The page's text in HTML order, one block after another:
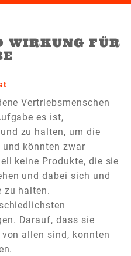
WIRKUNG FÜR
Vertriebsmenschen
es ist,
zu halten, um die
könnten zwar
keine Produkte, die sie
und dabei sich und
zu halten.
Darauf, dass sie
allen sind, konnten